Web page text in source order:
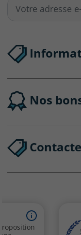
Nos